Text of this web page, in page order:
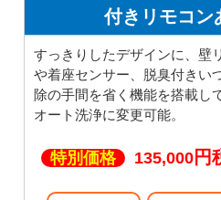
付きリモコン
すっきりしたデザインに、壁
や着座センサー、脱臭付きい
除の手間を省く機能を搭載し
オート洗浄に変更可能。
特別価格 135,000 円